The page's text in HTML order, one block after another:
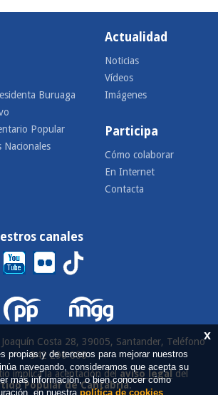
Buruaga
Popular
Nacionales
Actualidad
Noticias
Vídeos
Imágenes
Participa
Cómo colaborar
En Internet
Contacta
canales
Costa 28, 39005, Santander, Teléfono
942 290 000
implica la aceptación delaviso legaldel
Popular de Cantabria.
x
propias y de terceros para mejorar nuestros
navegando, consideramos que acepta su
más información, o bien conocer cómo
en nuestra política de cookies